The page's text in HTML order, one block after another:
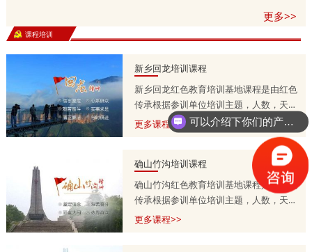
更多>>
课程培训
新乡回龙培训课程
新乡回龙红色教育培训基地课程是由红色
传承根据参训单位培训主题，人数，天
数，预算等量身定制的，培训课程方案分
为一天，两天到五天不等，具体按参训单
13303715399.
更多课程>>
确山竹沟培训课程
确山竹沟红色教育培训基地课程是由红色
传承根据参训单位培训主题，人数，天
数，预算等量身定制的，培训课程方案分
更多课程>>
可以介绍下你们的产品么？